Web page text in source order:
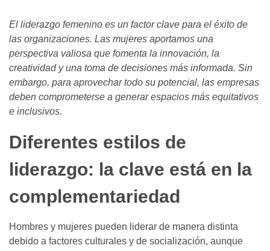
El liderazgo femenino es un factor clave para el éxito de
las organizaciones. Las mujeres aportamos una
perspectiva valiosa que fomenta la innovación, la
creatividad y una toma de decisiones más informada. Sin
embargo, para aprovechar todo su potencial, las empresas
deben comprometerse a generar espacios más equitativos
e inclusivos.
Diferentes estilos de
liderazgo: la clave está en la
complementariedad
Hombres y mujeres pueden liderar de manera distinta
debido a factores culturales y de socialización, aunque